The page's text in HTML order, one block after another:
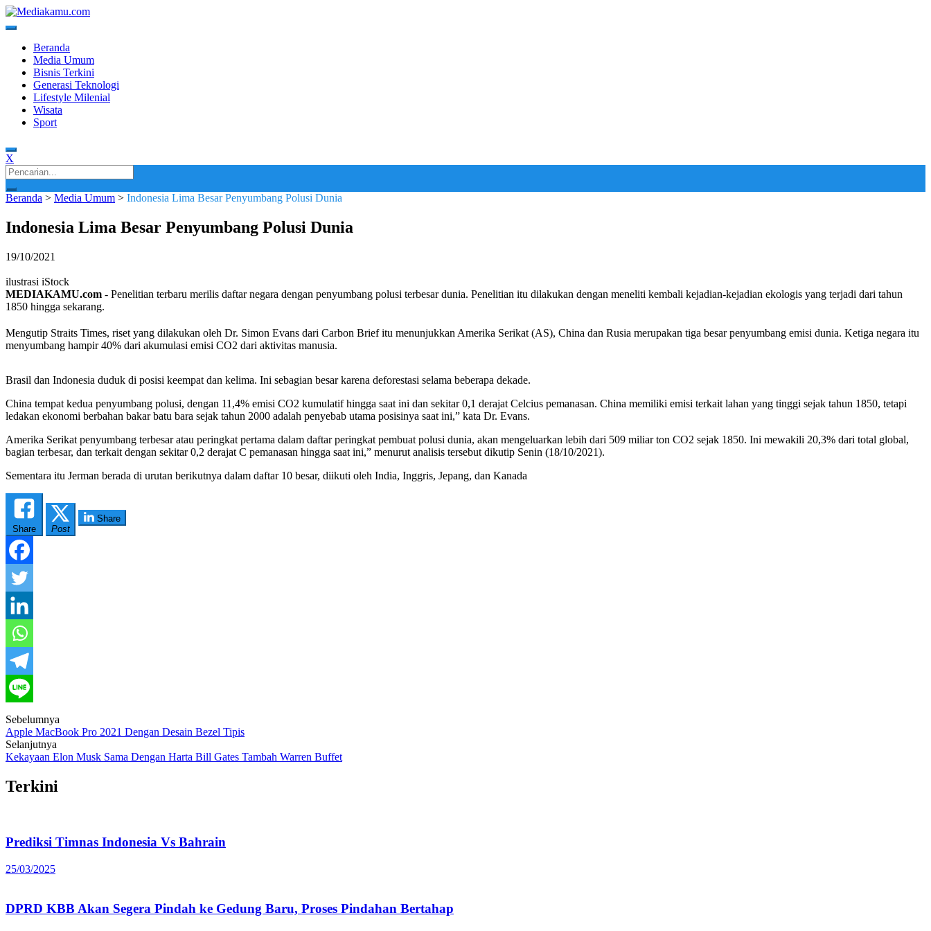
Skip
to
MEDIAKAMU.com
Media Terkini untuk Generasi Milenial!
Beranda
Media Umum
Bisnis Terkini
Generasi Teknologi
Lifestyle Milenial
Wisata
Sport
X
Search
for:
Beranda > Media Umum > Indonesia Lima Besar Penyumbang Polusi Dunia
Indonesia Lima Besar Penyumbang Polusi Dunia
19/10/2021
ilustrasi iStock
MEDIAKAMU.com - Penelitian terbaru merilis daftar negara dengan penyumbang polusi terbesar dunia. Penelitian itu dilakukan dengan meneliti kembali kejadian-kejadian ekologis yang terjadi dari tahun
1850 hingga sekarang.
Mengutip Straits Times, riset yang dilakukan oleh Dr. Simon Evans dari Carbon Brief itu menunjukkan Amerika Serikat (AS), China dan Rusia merupakan tiga besar penyumbang emisi dunia. Ketiga negara itu
menyumbang hampir 40% dari akumulasi emisi CO2 dari aktivitas manusia.
Brasil dan Indonesia duduk di posisi keempat dan kelima. Ini sebagian besar karena deforestasi selama beberapa dekade.
China tempat kedua penyumbang polusi, dengan 11,4% emisi CO2 kumulatif hingga saat ini dan sekitar 0,1 derajat Celcius pemanasan. China memiliki emisi terkait lahan yang tinggi sejak tahun 1850, tetapi
ledakan ekonomi berbahan bakar batu bara sejak tahun 2000 adalah penyebab utama posisinya saat ini,” kata Dr. Evans.
Amerika Serikat penyumbang terbesar atau peringkat pertama dalam daftar peringkat pembuat polusi dunia, akan mengeluarkan lebih dari 509 miliar ton CO2 sejak 1850. Ini mewakili 20,3% dari total global,
bagian terbesar, dan terkait dengan sekitar 0,2 derajat C pemanasan hingga saat ini,” menurut analisis tersebut dikutip Senin (18/10/2021).
Sementara itu Jerman berada di urutan berikutnya dalam daftar 10 besar, diikuti oleh India, Inggris, Jepang, dan Kanada
Share Post
Share
Post
navigation
Sebelumnya
Apple MacBook Pro 2021 Dengan Desain Bezel Tipis
Selanjutnya
Kekayaan Elon Musk Sama Dengan Harta Bill Gates Tambah Warren Buffet
Terkini
Prediksi Timnas Indonesia Vs Bahrain
25/03/2025
DPRD KBB Akan Segera Pindah ke Gedung Baru, Proses Pindahan Bertahap